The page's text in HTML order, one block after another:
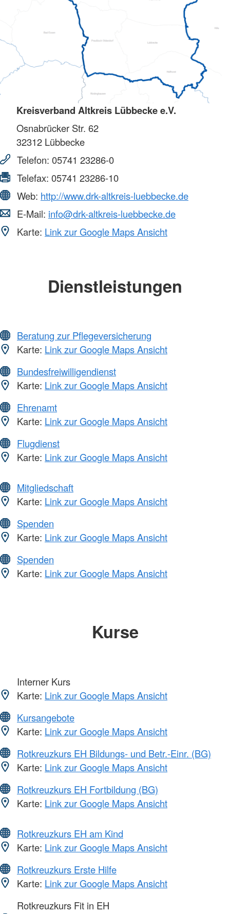
Kreisverband Altkreis Lübbecke e.V.
Osnabrücker Str. 62
32312 Lübbecke
Telefon: 05741 23286-0
Telefax: 05741 23286-10
Web: http://www.drk-altkreis-luebbecke.de
E-Mail: info@drk-altkreis-luebbecke.de
Karte: Link zur Google Maps Ansicht
Dienstleistungen
Beratung zur Pflegeversicherung
Karte: Link zur Google Maps Ansicht
Bundesfreiwilligendienst
Karte: Link zur Google Maps Ansicht
Ehrenamt
Karte: Link zur Google Maps Ansicht
Flugdienst
Karte: Link zur Google Maps Ansicht
Mitgliedschaft
Karte: Link zur Google Maps Ansicht
Spenden
Karte: Link zur Google Maps Ansicht
Spenden
Karte: Link zur Google Maps Ansicht
Kurse
Interner Kurs
Karte: Link zur Google Maps Ansicht
Kursangebote
Karte: Link zur Google Maps Ansicht
Rotkreuzkurs EH Bildungs- und Betr.-Einr. (BG)
Karte: Link zur Google Maps Ansicht
Rotkreuzkurs EH Fortbildung (BG)
Karte: Link zur Google Maps Ansicht
Rotkreuzkurs EH am Kind
Karte: Link zur Google Maps Ansicht
Rotkreuzkurs Erste Hilfe
Karte: Link zur Google Maps Ansicht
Rotkreuzkurs Fit in EH